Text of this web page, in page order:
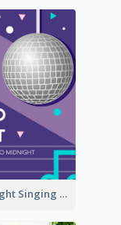
Disco Night Singing And Dancing Flyer